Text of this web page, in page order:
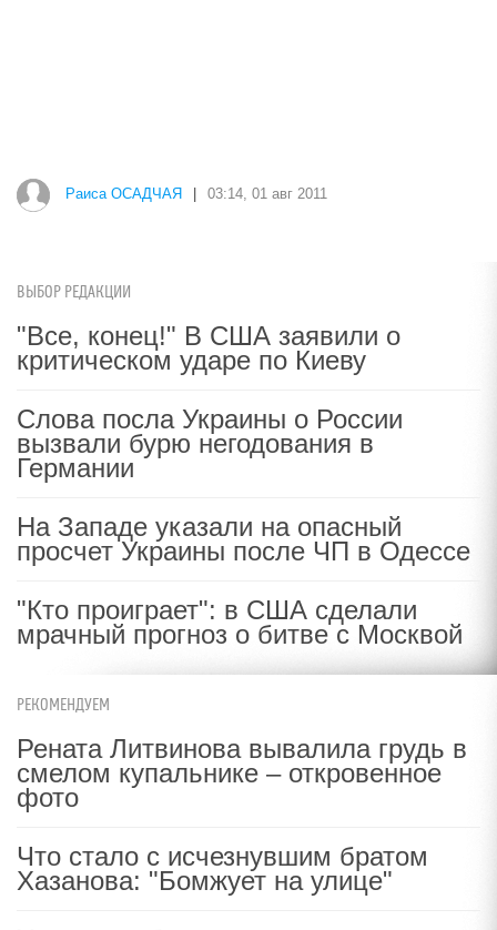
Раиса ОСАДЧАЯ 03:14, 01 авг 2011
ВЫБОР РЕДАКЦИИ
"Все, конец!" В США заявили о
критическом ударе по Киеву
Слова посла Украины о России
вызвали бурю негодования в
Германии
На Западе указали на опасный
просчет Украины после ЧП в Одессе
"Кто проиграет": в США сделали
мрачный прогноз о битве с Москвой
РЕКОМЕНДУЕМ
Рената Литвинова вывалила грудь в
смелом купальнике – откровенное
фото
Что стало с исчезнувшим братом
Хазанова: "Бомжует на улице"